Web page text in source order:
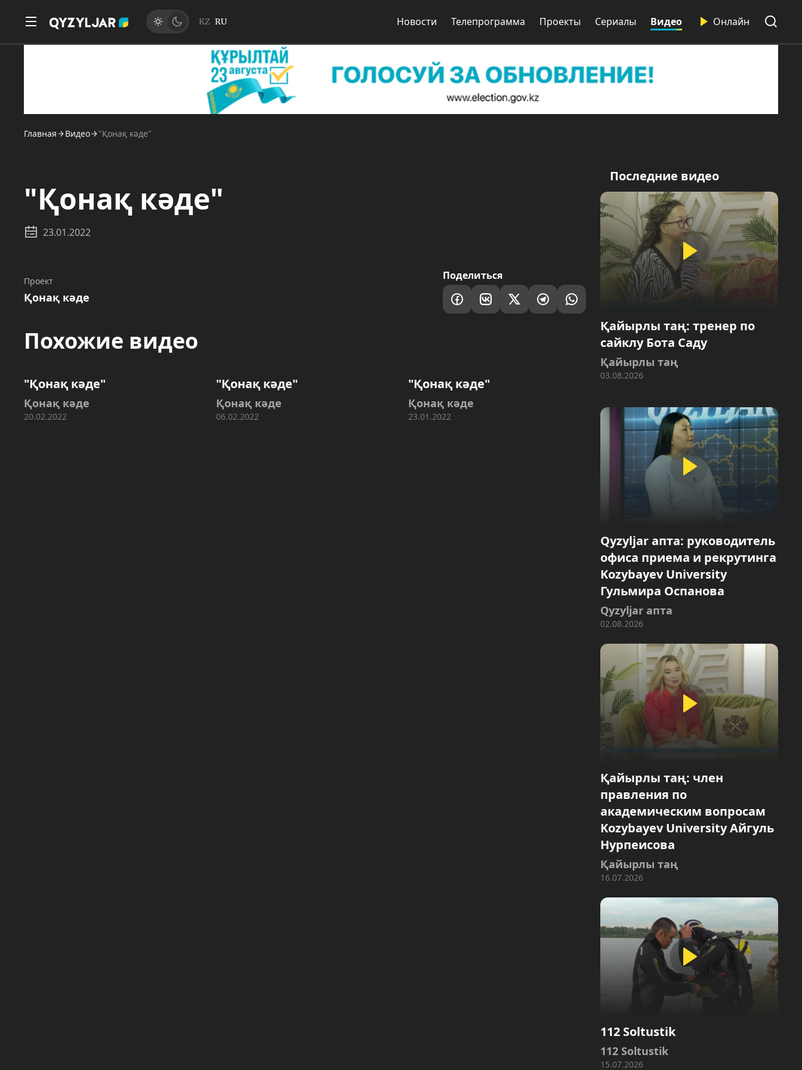
KZ RU Новости Телепрограмма Проекты Сериалы Видео Онлайн
Главная Видео "Қонақ кәде"
"Қонақ кәде"
23.01.2022
Проект
Қонақ кәде
Поделиться
Похожие видео
"Қонақ кәде"
Қонақ кәде
20.02.2022
"Қонақ кәде"
Қонақ кәде
06.02.2022
"Қонақ кәде"
Қонақ кәде
23.01.2022
Последние видео
Қайырлы таң: тренер по
сайклу Бота Саду
Қайырлы таң
03.08.2026
Qyzyljar апта: руководитель
офиса приема и рекрутинга
Kozybayev University
Гульмира Оспанова
Qyzyljar апта
02.08.2026
Қайырлы таң: член
правления по
академическим вопросам
Kozybayev University Айгуль
Нурпеисова
Қайырлы таң
16.07.2026
112 Soltustik
112 Soltustik
15.07.2026